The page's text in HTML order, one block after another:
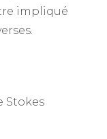
impliqué
Stokes